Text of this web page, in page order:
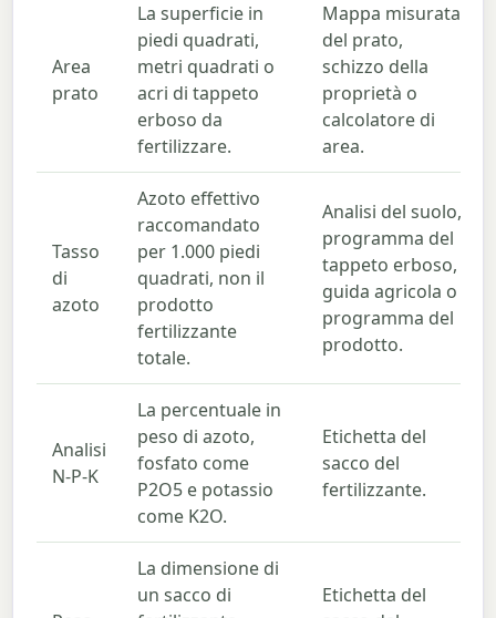
Area
prato
La superficie in
piedi quadrati,
metri quadrati o
acri di tappeto
erboso da
fertilizzare.
Mappa misurata
del prato,
schizzo della
proprietà o
calcolatore di
area.
Tasso
di
azoto
Azoto effettivo
raccomandato
per 1.000 piedi
quadrati, non il
prodotto
fertilizzante
totale.
Analisi del suolo,
programma del
tappeto erboso,
guida agricola o
programma del
prodotto.
Analisi
N-P-K
La percentuale in
peso di azoto,
fosfato come
P2O5 e potassio
come K2O.
Etichetta del
sacco del
fertilizzante.
La dimensione di
un sacco di
Etichetta del